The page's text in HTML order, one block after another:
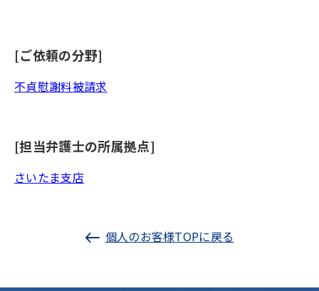
[ご依頼の分野]
不貞慰謝料被請求
[担当弁護士の所属拠点]
さいたま支店
個人のお客様TOPに戻る